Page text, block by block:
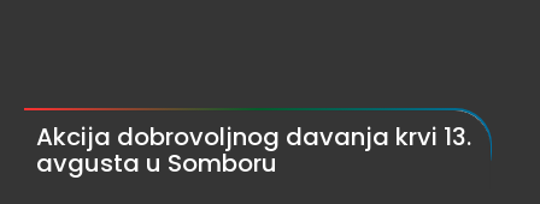
Akcija dobrovoljnog davanja krvi 13.
avgusta u Somboru